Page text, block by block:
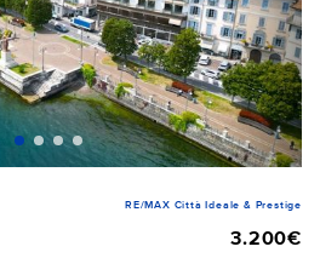
RE/MAX Città Ideale & Prestige
3.200€